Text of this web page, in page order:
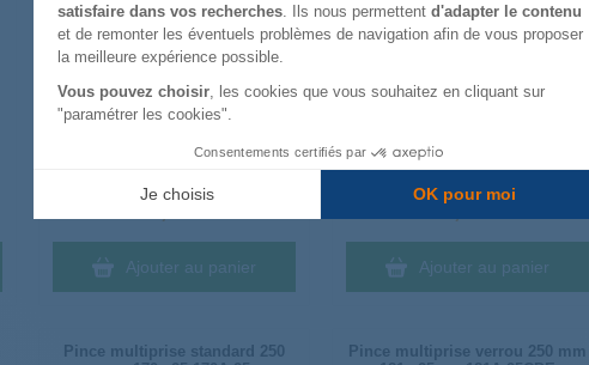
satisfaire dans vos recherches . Ils nous permettent d'adapter le contenu
et de remonter les éventuels problèmes de navigation afin de vous proposer
la meilleure expérience possible.
Vous pouvez choisir , les cookies que vous souhaitez en cliquant sur
"paramétrer les cookies".
Consentements certifiés par
Je choisis OK pour moi
Axeptio consent
Livré à partir du :
Ajouter au panier
Livré à partir du :
Samedi8 août
95,99 €
Ajouter au panier
Pince multiprise standard 250
Pince multiprise verrou 250 mm